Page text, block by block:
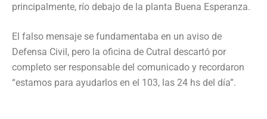
principalmente, río debajo de la planta Buena Esperanza.
El falso mensaje se fundamentaba en un aviso de
Defensa Civil, pero la oficina de Cutral descartó por
completo ser responsable del comunicado y recordaron
“estamos para ayudarlos en el 103, las 24 hs del día”.